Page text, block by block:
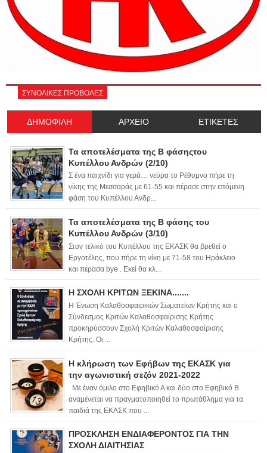
ΣΥΝΟΛΙΚΕΣ ΠΡΟΒΟΛΕΣ
ΔΗΜΟΦΙΛΗ ΑΡΧΕΙΟ ΕΤΙΚΕΤΕΣ
Τα αποτελέσματα της Β φάσηςτου
Κυπέλλου Ανδρών (2/10)
Σ ένα παιχνίδι για γερά… νεύρα το Ρέθυμνο πήρε τη
νίκης της Μεσσαράς με 61-55 και πέρασε στην επόμενη
φάση του Κυπέλλου Ανδρ...
Τα αποτελέσματα της Β φάσης του
Κυπέλλου Ανδρών (3/10)
Στον τελικό του Κυπέλλου της ΕΚΑΣΚ θα βρεθεί ο
Εργοτέλης, που πήρε τη νίκη με 71-58 του Ηράκλειο
και πέρασα bye . Εκεί θα κλ...
Η ΣΧΟΛΗ ΚΡΙΤΩΝ ΞΕΚΙΝΑ.......
Η Ένωση Καλαθοσφαιρικών Σωματείων Κρήτης και ο
Σύνδεσμος Κριτών Καλαθοσφαίρισης Κρήτης
προκηρύσσουν Σχολή Κριτών Καλαθοσφαίρισης
Κρήτης. Οι ...
Η κλήρωση των Εφήβων της ΕΚΑΣΚ για
την αγωνιστική σεζόν 2021-2022
Με έναν όμιλο στο Εφηβικό Α και δύο στο Εφηβικό Β
αναμένεται να πραγματοποιηθεί το πρωτάθλημα για τα
παιδιά της ΕΚΑΣΚ που ...
ΠΡΟΣΚΛΗΣΗ ΕΝΔΙΑΦΕΡΟΝΤΟΣ ΓΙΑ ΤΗΝ
ΣΧΟΛΗ ΔΙΑΙΤΗΣΙΑΣ